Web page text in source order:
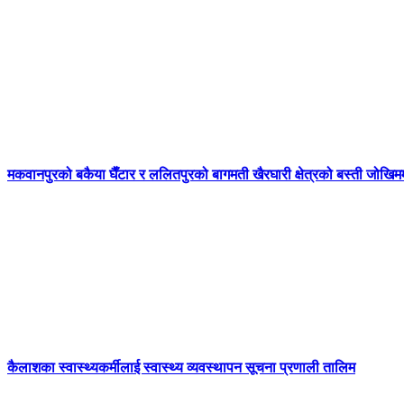
मकवानपुरको बकैया घैँटार र ललितपुरको बागमती खैरघारी क्षेत्रको बस्ती
कैलाशका स्वास्थ्यकर्मीलाई स्वास्थ्य व्यवस्थापन सूचना प्रणाली तालिम